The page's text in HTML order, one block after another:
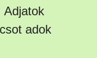
Adjatok
adok